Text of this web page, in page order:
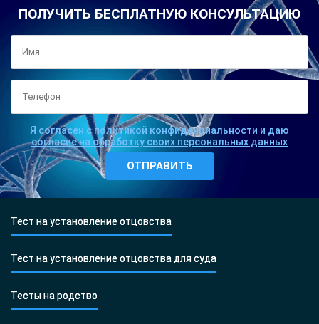
ПОЛУЧИТЬ БЕСПЛАТНУЮ КОНСУЛЬТАЦИЮ
Я согласен с политикой конфиденциальности и даю
согласие на обработку своих персональных данных
Тест на установление отцовства
Тест на установление отцовства для суда
Тесты на родство